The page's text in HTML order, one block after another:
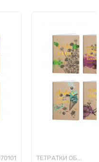
ТЕТРАТКИ ОБИЧНИ